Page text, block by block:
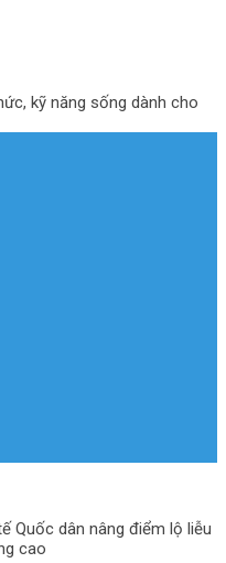
kỹ năng sống dành cho
Quốc dân nâng điểm lộ liễu
cao